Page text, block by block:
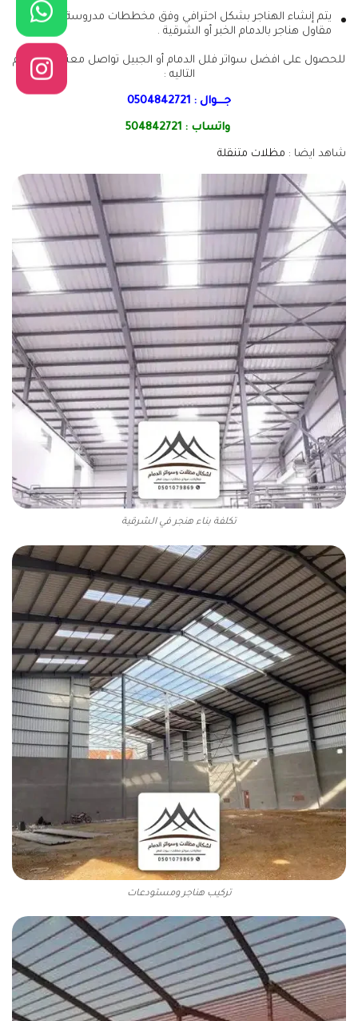
يتم إنشاء الهناجر بشكل احترافي وفق مخططات مدروسة عبر افضل
مقاول هناجر بالدمام الخبر أو الشرقية .
للحصول على افضل سواتر فلل الدمام أو الجبيل تواصل معنا عبر الارقام
التاليه :
جـــوال : 0504842721
واتساب :504842721
شاهد ايضا : مظلات متنقلة
تكلفة بناء هنجر في الشرقية
تركيب هناجر ومستودعات